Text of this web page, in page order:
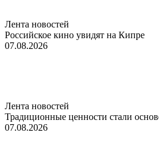
Лента новостей
Российское кино увидят на Кипре
07.08.2026
Лента новостей
Традиционные ценности стали
07.08.2026